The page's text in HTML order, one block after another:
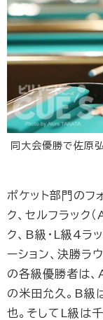
同大会優勝で佐原
ポケット部門のフ
ク、セルフラック
ク、B級・L級4ラ
ーション、決勝ラ
の各級優勝者は、
の米田允久。B
也。そしてL級は